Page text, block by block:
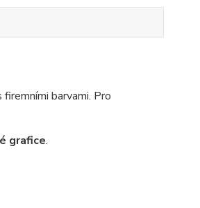
barvami. Pro
grafice.